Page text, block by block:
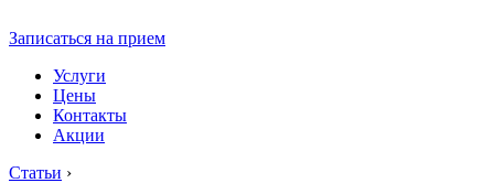
Записаться на прием
Услуги
Цены
Контакты
Акции
Статьи ›